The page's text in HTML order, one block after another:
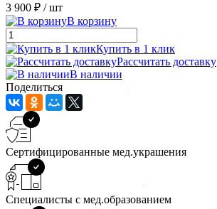
3 900 ₽ / шт
В корзину
Купить в 1 клик
Рассчитать доставку
В наличии
Поделиться
Сертифицированные мед.украшения
Специалисты с мед.образованием